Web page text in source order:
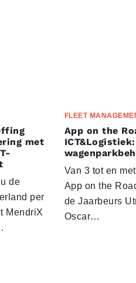
met
de
per
MendriX
FLEET
App on the
Van 3 tot en
App on the
de Jaarbeurs
Oscar…